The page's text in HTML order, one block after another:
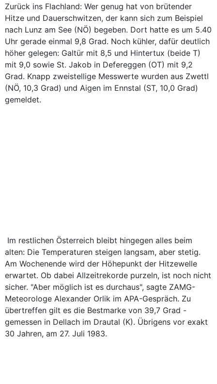
Zurück ins Flachland: Wer genug hat von brütender
Hitze und Dauerschwitzen, der kann sich zum Beispiel
nach Lunz am See (NÖ) begeben. Dort hatte es um 5.40
Uhr gerade einmal 9,8 Grad. Noch kühler, dafür deutlich
höher gelegen: Galtür mit 8,5 und Hintertux (beide T)
mit 9,0 sowie St. Jakob in Defereggen (OT) mit 9,2
Grad. Knapp zweistellige Messwerte wurden aus Zwettl
(NÖ, 10,3 Grad) und Aigen im Ennstal (ST, 10,0 Grad)
gemeldet.
Im restlichen Österreich bleibt hingegen alles beim
alten: Die Temperaturen steigen langsam, aber stetig.
Am Wochenende wird der Höhepunkt der Hitzewelle
erwartet. Ob dabei Allzeitrekorde purzeln, ist noch nicht
sicher. "Aber möglich ist es durchaus", sagte ZAMG-
Meteorologe Alexander Orlik im APA-Gespräch. Zu
übertreffen gilt es die Bestmarke von 39,7 Grad -
gemessen in Dellach im Drautal (K). Übrigens vor exakt
30 Jahren, am 27. Juli 1983.